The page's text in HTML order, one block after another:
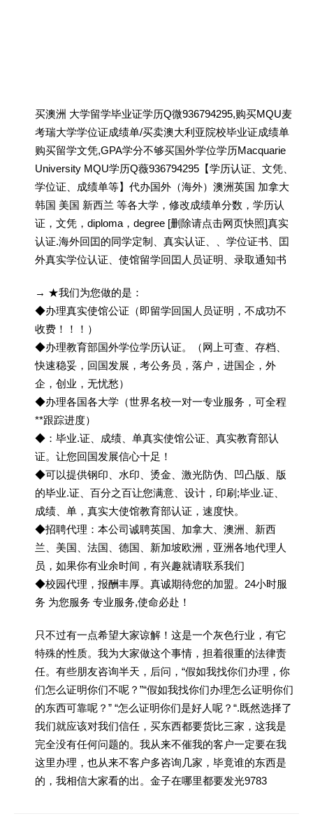
买澳洲 大学留学毕业证学历Q微936794295,购买MQU麦
考瑞大学学位证成绩单/买卖澳大利亚院校毕业证成绩单
购买留学文凭,GPA学分不够买国外学位学历Macquarie
University MQU学历Q薇936794295【学历认证、文凭、
学位证、成绩单等】代办国外（海外）澳洲英国 加拿大
韩国 美国 新西兰 等各大学，修改成绩单分数，学历认
证，文凭，diploma，degree [删除请点击网页快照]真实
认证.海外回囯的同学定制、真实认证、、学位证书、囯
外真实学位认证、使馆留学回囯人员证明、录取通知书
→ ★我们为您做的是：
◆办理真实使馆公证（即留学回国人员证明，不成功不
收费！！！）
◆办理教育部国外学位学历认证。（网上可查、存档、
快速稳妥，回国发展，考公务员，落户，进国企，外
企，创业，无忧愁）
◆办理各国各大学（世界名校一对一专业服务，可全程
**跟踪进度）
◆：毕业.证、成绩、单真实使馆公证、真实教育部认
证。让您回国发展信心十足！
◆可以提供钢印、水印、烫金、激光防伪、凹凸版、版
的毕业.证、百分之百让您满意、设计，印刷;毕业.证、
成绩、单，真实大使馆教育部认证，速度快。
◆招聘代理：本公司诚聘英国、加拿大、澳洲、新西
兰、美国、法国、德国、新加坡欧洲，亚洲各地代理人
员，如果你有业余时间，有兴趣就请联系我们
◆校园代理，报酬丰厚。真诚期待您的加盟。24小时服
务 为您服务 专业服务,使命必赴！
只不过有一点希望大家谅解！这是一个灰色行业，有它
特殊的性质。我为大家做这个事情，担着很重的法律责
任。有些朋友咨询半天，后问，“假如我找你们办理，你
们怎么证明你们不呢？”“假如我找你们办理怎么证明你们
的东西可靠呢？” “怎么证明你们是好人呢？“.既然选择了
我们就应该对我们信任，买东西都要货比三家，这我是
完全没有任何问题的。我从来不催我的客户一定要在我
这里办理，也从来不客户多咨询几家，毕竟谁的东西是
的，我相信大家看的出。金子在哪里都要发光9783